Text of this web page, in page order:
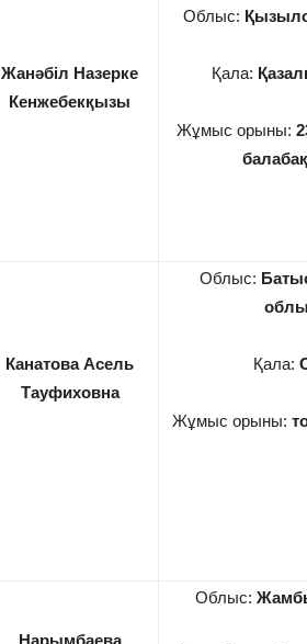
Жанəбіл Назерке
Кенжебекқызы
Облыс:
Қала:
Жұмыс орыны:
Канатова Асель
Тауфиховна
Облыс:
Қала:
Жұмыс орыны:
Нарымбаева
Облыс: